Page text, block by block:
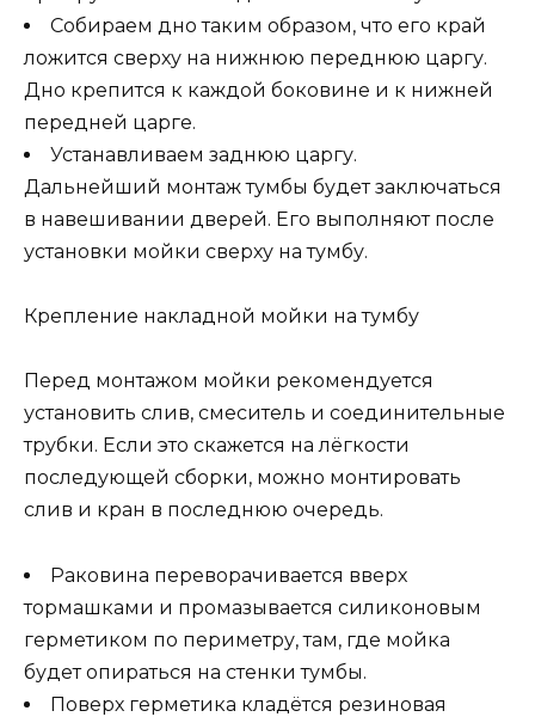
Собираем дно таким образом, что его край
ложится сверху на нижнюю переднюю царгу.
Дно крепится к каждой боковине и к нижней
передней царге.
Устанавливаем заднюю царгу.
Дальнейший монтаж тумбы будет заключаться
в навешивании дверей. Его выполняют после
установки мойки сверху на тумбу.
Крепление накладной мойки на тумбу
Перед монтажом мойки рекомендуется
установить слив, смеситель и соединительные
трубки. Если это скажется на лёгкости
последующей сборки, можно монтировать
слив и кран в последнюю очередь.
Раковина переворачивается вверх
тормашками и промазывается силиконовым
герметиком по периметру, там, где мойка
будет опираться на стенки тумбы.
Поверх герметика кладётся резиновая